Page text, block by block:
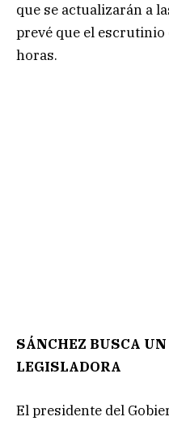
que se actualizarán a
prevé que el escrutinio
horas.
SÁNCHEZ BUSCA
LEGISLADORA
El presidente del